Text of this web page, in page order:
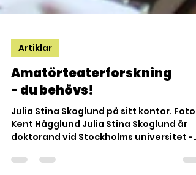
Artiklar